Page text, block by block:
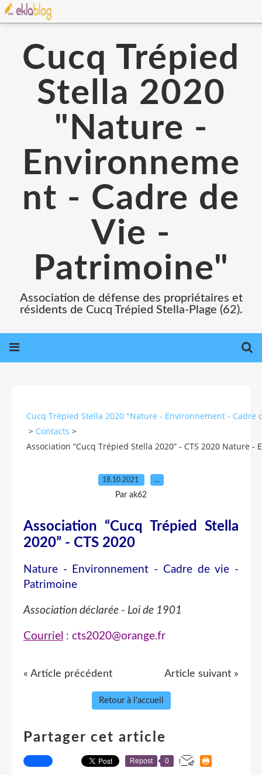
Cucq Trépied
Stella 2020
"Nature -
Environneme
nt - Cadre de
Vie -
Patrimoine"
Association de défense des propriétaires et
résidents de Cucq Trépied Stella-Plage (62).
Cucq Trépied Stella 2020 "Nature - Environnement - Cadre
> Contacts >
Association “Cucq Trépied Stella 2020” - CTS 2020
18.10.2021 …
Par ak62
Association “Cucq Trépied Stella
2020” - CTS 2020
Nature - Environnement - Cadre de vie -
Patrimoine
Association déclarée - Loi de 1901
Courriel : cts2020@orange.fr
« Article précédent Article suivant »
Retour à l'accueil
Partager cet article
Repost 0